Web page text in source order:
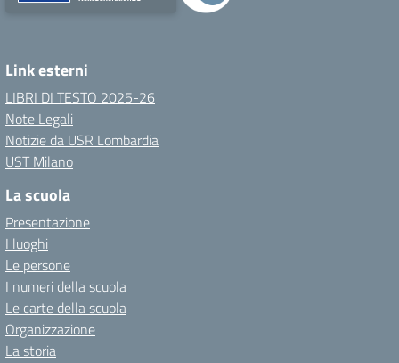
Link esterni
LIBRI DI TESTO 2025-26
Note Legali
Notizie da USR Lombardia
UST Milano
La scuola
Presentazione
I luoghi
Le persone
I numeri della scuola
Le carte della scuola
Organizzazione
La storia